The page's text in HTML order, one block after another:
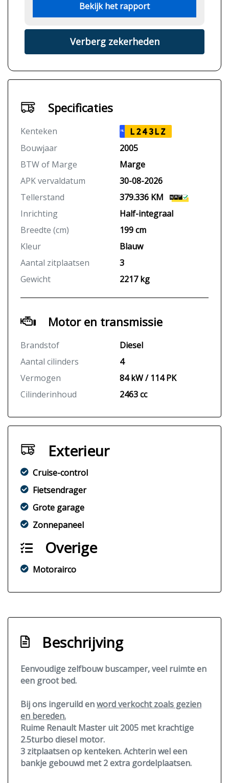
Bekijk het rapport
Verberg zekerheden
Specificaties
Kenteken NL L243LZ
Bouwjaar
2005
BTW of Marge
Marge
APK vervaldatum
30-08-2026
Tellerstand
379.336 KM
Inrichting
Half-integraal
Breedte (cm)
199 cm
Kleur
Blauw
Aantal zitplaatsen
3
Gewicht
2217 kg
Motor en transmissie
Brandstof
Diesel
Aantal cilinders
4
Vermogen
84 kW / 114 PK
Cilinderinhoud
2463 cc
Exterieur
Cruise-control
Fietsendrager
Grote garage
Zonnepaneel
Overige
Motorairco
Beschrijving
Eenvoudige zelfbouw buscamper, veel ruimte en
een groot bed.
Bij ons ingeruild enword verkocht zoals gezien
en bereden.
Ruime Renault Master uit 2005 met krachtige
2.5turbo diesel motor.
3 zitplaatsen op kenteken. Achterin wel een
bankje gebouwd met 2 extra gordelplaatsen.